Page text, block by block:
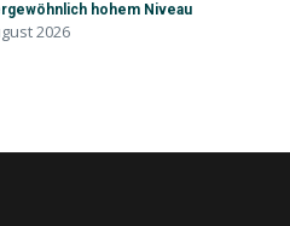
hohem Niveau
2026